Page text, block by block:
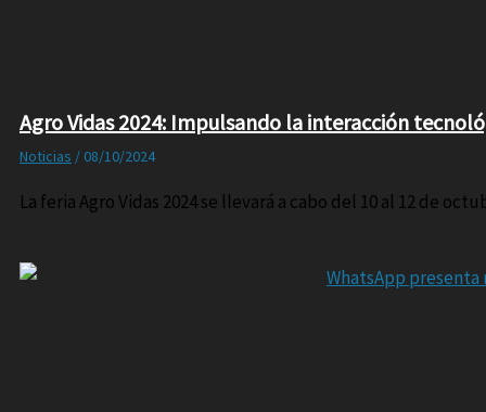
Agro Vidas 2024: Impulsando la interacción
Noticias / 08/10/2024
La feria Agro Vidas 2024 se llevará a cabo del 10 al 12 de